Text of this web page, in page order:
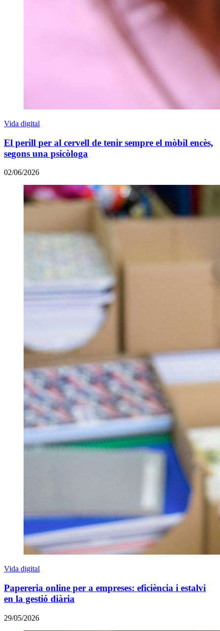
Vida digital
El perill per al cervell de tenir sempre el mòbil encès,
segons una psicòloga
02/06/2026
Vida digital
Papereria online per a empreses: eficiència i estalvi
en la gestió diària
29/05/2026